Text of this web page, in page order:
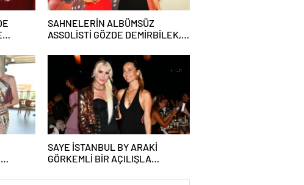
SAHNELERİN ALBÜMSÜZ
ASSOLİSTİ GÖZDE DEMİRBİLEK,
OLARAK VAR OLACAĞIM!”
SAYE İSTANBUL BY ARAKİ
GÖRKEMLİ BİR AÇILIŞLA